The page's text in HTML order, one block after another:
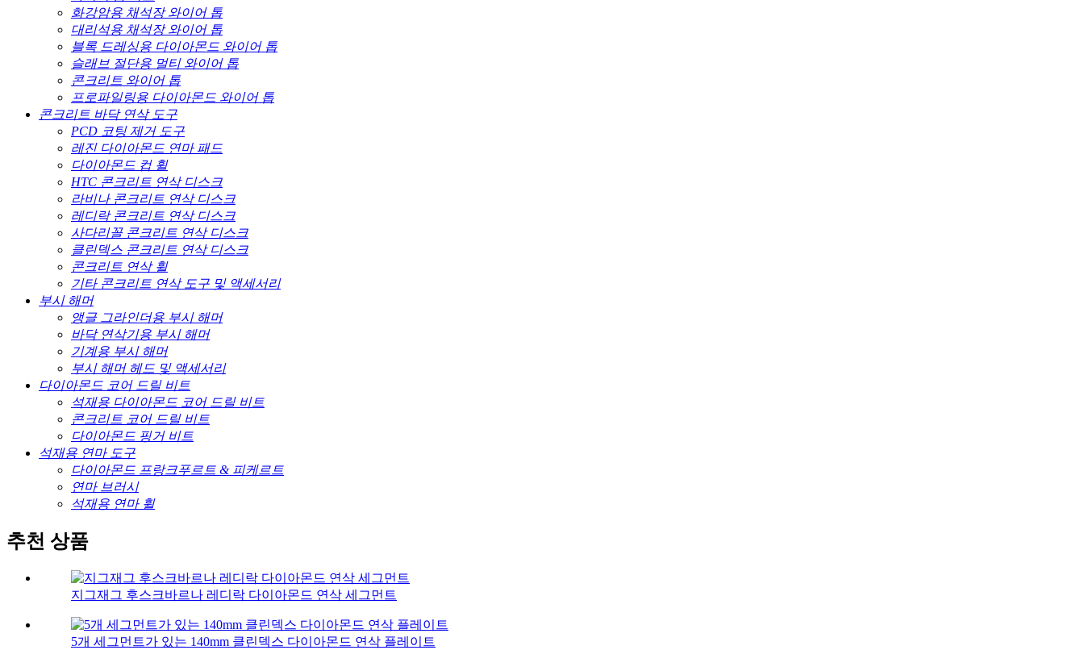
화강암용 채석장 와이어 톱
대리석용 채석장 와이어 톱
블록 드레싱용 다이아몬드 와이어 톱
슬래브 절단용 멀티 와이어 톱
콘크리트 와이어 톱
프로파일링용 다이아몬드 와이어 톱
콘크리트 바닥 연삭 도구
PCD 코팅 제거 도구
레진 다이아몬드 연마 패드
다이아몬드 컵 휠
HTC 콘크리트 연삭 디스크
라비나 콘크리트 연삭 디스크
레디락 콘크리트 연삭 디스크
사다리꼴 콘크리트 연삭 디스크
클린덱스 콘크리트 연삭 디스크
콘크리트 연삭 휠
기타 콘크리트 연삭 도구 및 액세서리
부시 해머
앵글 그라인더용 부시 해머
바닥 연삭기용 부시 해머
기계용 부시 해머
부시 해머 헤드 및 액세서리
다이아몬드 코어 드릴 비트
석재용 다이아몬드 코어 드릴 비트
콘크리트 코어 드릴 비트
다이아몬드 핑거 비트
석재용 연마 도구
다이아몬드 프랑크푸르트 & 피케르트
연마 브러시
석재용 연마 휠
추천 상품
지그재그 후스크바르나 레디락 다이아몬드 연삭 세그먼트
5개 세그먼트가 있는 140mm 클린덱스 다이아몬드 연삭 플레이트